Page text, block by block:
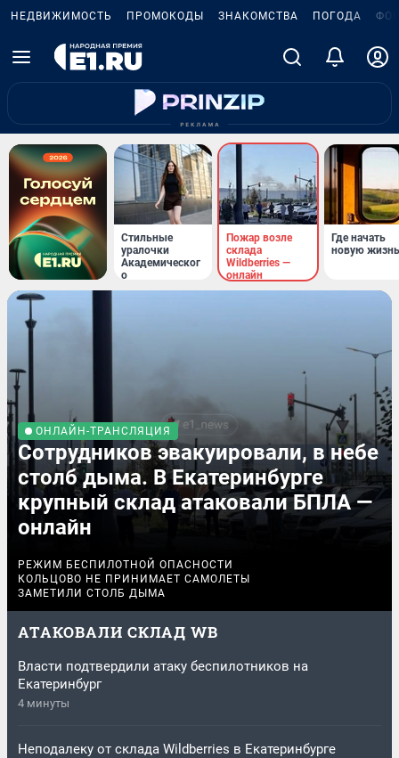
НЕДВИЖИМОСТЬ ПРОМОКОДЫ ЗНАКОМСТВА ПОГОДА
Стильные
уралочки
Академическог
о
Пожар возле
склада
Wildberries —
онлайн
Где начать
новую
ОНЛАЙН-ТРАНСЛЯЦИЯ
Сотрудников эвакуировали, в небе
столб дыма. В Екатеринбурге
крупный склад атаковали БПЛА —
онлайн
РЕЖИМ БЕСПИЛОТНОЙ ОПАСНОСТИ
КОЛЬЦОВО НЕ ПРИНИМАЕТ САМОЛЕТЫ
ЗАМЕТИЛИ СТОЛБ ДЫМА
АТАКОВАЛИ СКЛАД WB
Власти подтвердили атаку беспилотников на
Екатеринбург
4 минуты
Неподалеку от склада Wildberries в Екатеринбурге